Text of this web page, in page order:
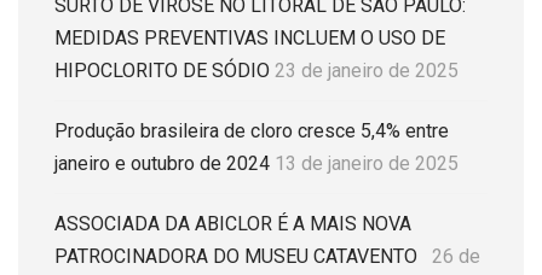
SURTO DE VIROSE NO LITORAL DE SÃO PAULO:
MEDIDAS PREVENTIVAS INCLUEM O USO DE
HIPOCLORITO DE SÓDIO 23 de janeiro de 2025
Produção brasileira de cloro cresce 5,4% entre
janeiro e outubro de 2024 13 de janeiro de 2025
ASSOCIADA DA ABICLOR É A MAIS NOVA
PATROCINADORA DO MUSEU CATAVENTO
26 de